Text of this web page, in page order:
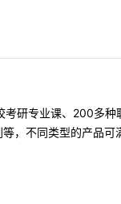
研专业课、200多
，不同类型的产品可